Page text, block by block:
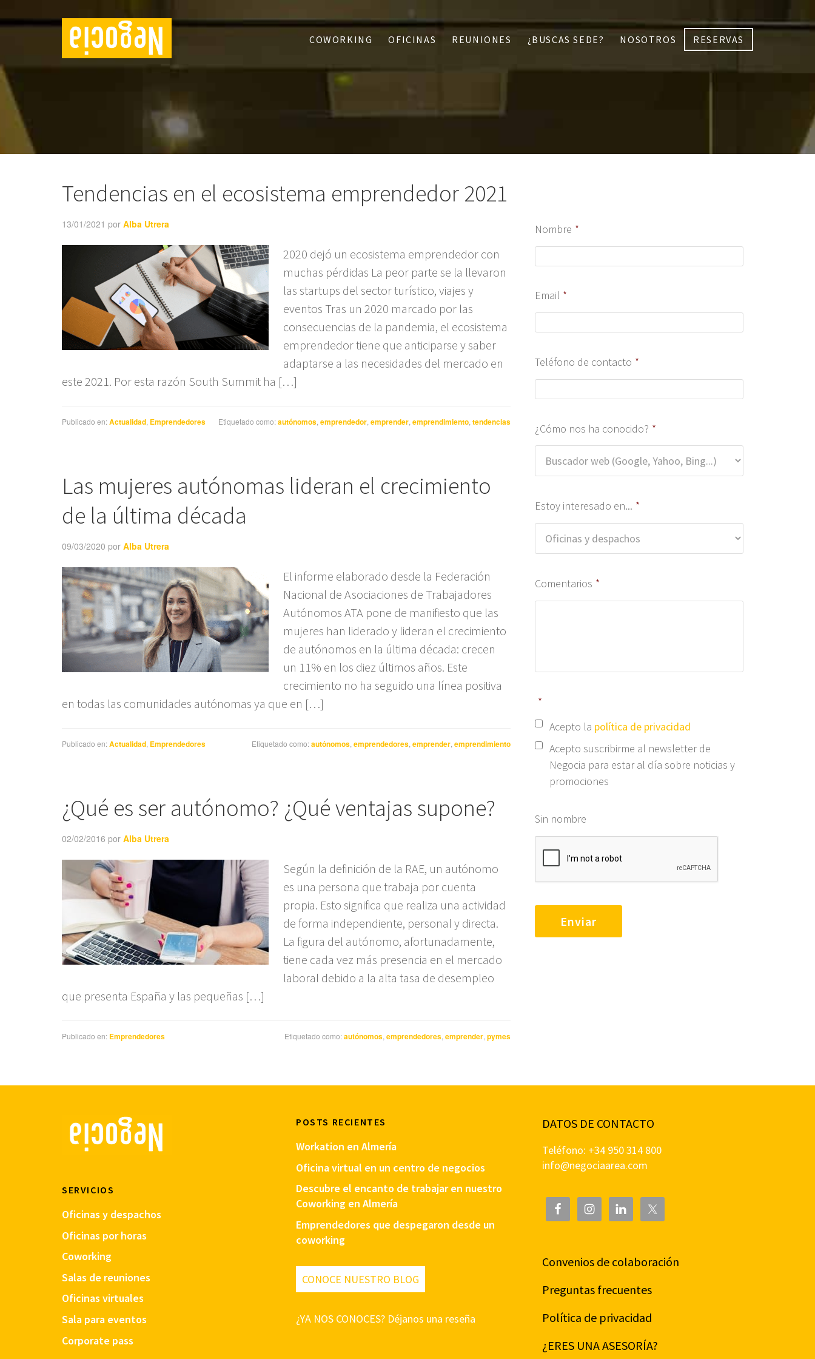
COWORKING OFICINAS REUNIONES ¿BUSCAS SEDE? NOSOTROS RESERVAS
Tendencias en el ecosistema emprendedor 2021
13/01/2021 por Alba Utrera
2020 dejó un ecosistema emprendedor con
muchas pérdidas La peor parte se la llevaron
las startups del sector turístico, viajes y
eventos Tras un 2020 marcado por las
consecuencias de la pandemia, el ecosistema
emprendedor tiene que anticiparse y saber
adaptarse a las necesidades del mercado en
este 2021. Por esta razón South Summit ha […]
Publicado en:Actualidad Emprendedores Etiquetado como:autónomos emprendedor emprender emprendimiento tendencias
Las mujeres autónomas lideran el crecimiento
de la última década
09/03/2020 por Alba Utrera
El informe elaborado desde la Federación
Nacional de Asociaciones de Trabajadores
Autónomos ATA pone de manifiesto que las
mujeres han liderado y lideran el crecimiento
de autónomos en la última década: crecen
un 11% en los diez últimos años. Este
crecimiento no ha seguido una línea positiva
en todas las comunidades autónomas ya que en […]
Publicado en:Actualidad Emprendedores Etiquetado como:autónomos emprendedores emprender emprendimiento
¿Qué es ser autónomo? ¿Qué ventajas supone?
02/02/2016 por Alba Utrera
Según la definición de la RAE, un autónomo
es una persona que trabaja por cuenta
propia. Esto significa que realiza una actividad
de forma independiente, personal y directa.
La figura del autónomo, afortunadamente,
tiene cada vez más presencia en el mercado
laboral debido a la alta tasa de desempleo
que presenta España y las pequeñas […]
Publicado en: Emprendedores Etiquetado como:autónomos emprendedores emprender pymes
Nombre *
Email *
Teléfono de contacto *
¿Cómo nos ha conocido? *
Estoy interesado en... *
Comentarios *
*
Acepto la política de privacidad
Acepto suscribirme al newsletter de
Negocia para estar al día sobre noticias y
promociones
Sin nombre
SERVICIOS
Oficinas y despachos
Oficinas por horas
Coworking
Salas de reuniones
Oficinas virtuales
Sala para eventos
Corporate pass
POSTS RECIENTES
Workation en Almería
Oficina virtual en un centro de negocios
Descubre el encanto de trabajar en nuestro
Coworking en Almería
Emprendedores que despegaron desde un
coworking
CONOCE NUESTRO BLOG
¿YA NOS CONOCES? Déjanos una reseña
DATOS DE CONTACTO
Teléfono: +34 950 314 800
info@negociaarea.com
Convenios de colaboración
Preguntas frecuentes
Política de privacidad
¿ERES UNA ASESORÍA?